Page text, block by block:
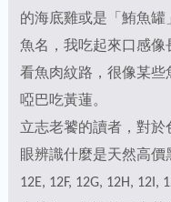
的海底雞或是「鮪魚
魚名，我吃起來口感像
看魚肉紋路，很像某些
啞巴吃黃蓮。
立志老饕的讀者，對於
眼辨識什麼是天然高價
12E, 12F, 12G, 12H,